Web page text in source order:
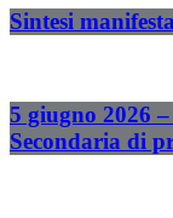
Sintesi
5 giugno 2026
Secondaria di